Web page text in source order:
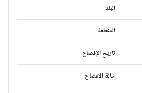
البلد
المنطقة
تاريخ الإفصاح
حالة الافصاح